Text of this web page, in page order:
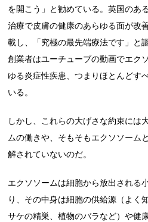
を開こう」と勧めている。英国のあ
治療で皮膚の健康のあらゆる面が改
載し、「究極の最先端療法です」と
創業者はユーチューブの動画でエク
ゆる炎症性疾患、つまりほとんどす
いる。
しかし、これらの大げさな約束には
ムの働きや、そもそもエクソソーム
解されていないのだ。
エクソソームは細胞から放出される
り、その中身は細胞の供給源（よく
サケの精巣、植物のバラなど）や健